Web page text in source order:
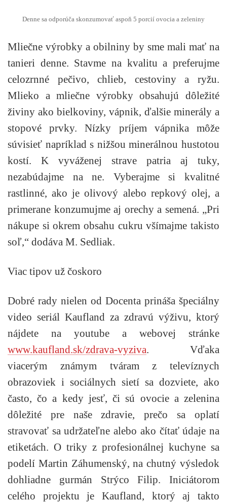
Denne sa odporúča skonzumovať aspoň 5 porcií ovocia a zeleniny
Mliečne výrobky a obilniny by sme mali mať na
tanieri denne. Stavme na kvalitu a preferujme
celozrnné pečivo, chlieb, cestoviny a ryžu.
Mlieko a mliečne výrobky obsahujú dôležité
živiny ako bielkoviny, vápnik, ďalšie minerály a
stopové prvky. Nízky príjem vápnika môže
súvisieť napríklad s nižšou minerálnou hustotou
kostí. K vyváženej strave patria aj tuky,
nezabúdajme na ne. Vyberajme si kvalitné
rastlinné, ako je olivový alebo repkový olej, a
primerane konzumujme aj orechy a semená. „Pri
nákupe si okrem obsahu cukru všímajme takisto
soľ,“ dodáva M. Sedliak.
Viac tipov už čoskoro
Dobré rady nielen od Docenta prináša špeciálny
video seriál Kaufland za zdravú výživu, ktorý
nájdete na youtube a webovej stránke
www.kaufland.sk/zdrava-vyziva. Vďaka
viacerým známym tváram z televíznych
obrazoviek i sociálnych sietí sa dozviete, ako
často, čo a kedy jesť, či sú ovocie a zelenina
dôležité pre naše zdravie, prečo sa oplatí
stravovať sa udržateľne alebo ako čítať údaje na
etiketách. O triky z profesionálnej kuchyne sa
podelí Martin Záhumenský, na chutný výsledok
dohliadne gurmán Strýco Filip. Iniciátorom
celého projektu je Kaufland, ktorý aj takto